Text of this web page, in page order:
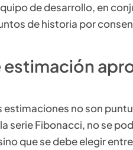
de desarrollo, en
de historia por
estimación
estimaciones no son
serie Fibonacci, no se
que se debe elegir